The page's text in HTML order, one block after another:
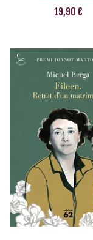
19,90 €